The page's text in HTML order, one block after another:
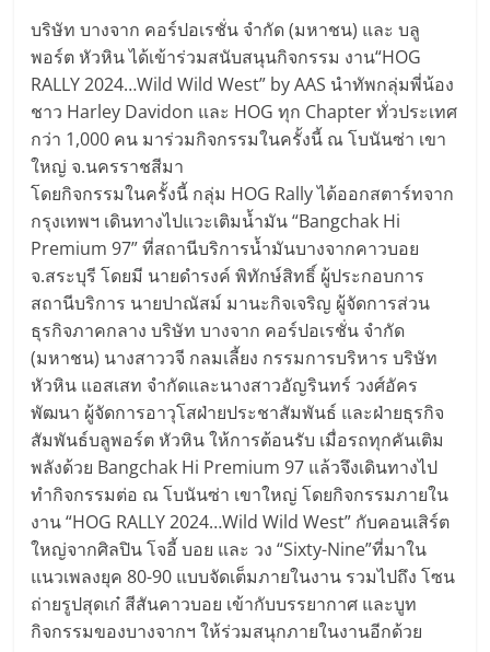
บริษัท บางจาก คอร์ปอเรชั่น จำกัด (มหาชน) และ บลู
พอร์ต หัวหิน ได้เข้าร่วมสนับสนุนกิจกรรม งาน“HOG
RALLY 2024…Wild Wild West” by AAS นำทัพกลุ่มพี่น้อง
ชาว Harley Davidon และ HOG ทุก Chapter ทั่วประเทศ
กว่า 1,000 คน มาร่วมกิจกรรมในครั้งนี้ ณ โบนันซ่า เขา
ใหญ่ จ.นครราชสีมา
โดยกิจกรรมในครั้งนี้ กลุ่ม HOG Rally ได้ออกสตาร์ทจาก
กรุงเทพฯ เดินทางไปแวะเติมน้ำมัน “Bangchak Hi
Premium 97” ที่สถานีบริการน้ำมันบางจากคาวบอย
จ.สระบุรี โดยมี นายดำรงค์ พิทักษ์สิทธิ์ ผู้ประกอบการ
สถานีบริการ นายปาณัสม์ มานะกิจเจริญ ผู้จัดการส่วน
ธุรกิจภาคกลาง บริษัท บางจาก คอร์ปอเรชั่น จำกัด
(มหาชน) นางสาววจี กลมเลี้ยง กรรมการบริหาร บริษัท
หัวหิน แอสเสท จำกัดและนางสาวอัญรินทร์ วงศ์อัคร
พัฒนา ผู้จัดการอาวุโสฝ่ายประชาสัมพันธ์ และฝ่ายธุรกิจ
สัมพันธ์บลูพอร์ต หัวหิน ให้การต้อนรับ เมื่อรถทุกคันเติม
พลังด้วย Bangchak Hi Premium 97 แล้วจึงเดินทางไป
ทำกิจกรรมต่อ ณ โบนันซ่า เขาใหญ่ โดยกิจกรรมภายใน
งาน “HOG RALLY 2024…Wild Wild West” กับคอนเสิร์ต
ใหญ่จากศิลปิน โจอี้ บอย และ วง “Sixty-Nine”ที่มาใน
แนวเพลงยุค 80-90 แบบจัดเต็มภายในงาน รวมไปถึง โซน
ถ่ายรูปสุดเก๋ สีสันคาวบอย เข้ากับบรรยากาศ และบูท
กิจกรรมของบางจากฯ ให้ร่วมสนุกภายในงานอีกด้วย